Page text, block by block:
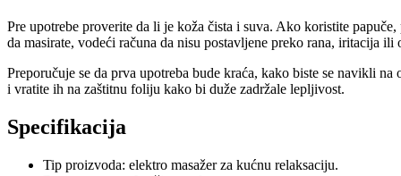
Pre upotrebe proverite da li je koža čista i suva. Ako koristite
da masirate, vodeći računa da nisu postavljene preko rana, iritacija
Preporučuje se da prva upotreba bude kraća, kako biste se navikli
i vratite ih na zaštitnu foliju kako bi duže zadržale lepljivost.
Specifikacija
Tip proizvoda: elektro masažer za kućnu relaksaciju.